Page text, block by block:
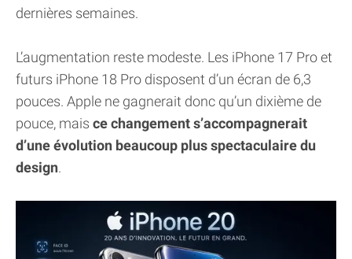
dernières semaines.
L’augmentation reste modeste. Les iPhone 17 Pro et
futurs iPhone 18 Pro disposent d’un écran de 6,3
pouces. Apple ne gagnerait donc qu’un dixième de
pouce, mais ce changement s’accompagnerait
d’une évolution beaucoup plus spectaculaire du
design.